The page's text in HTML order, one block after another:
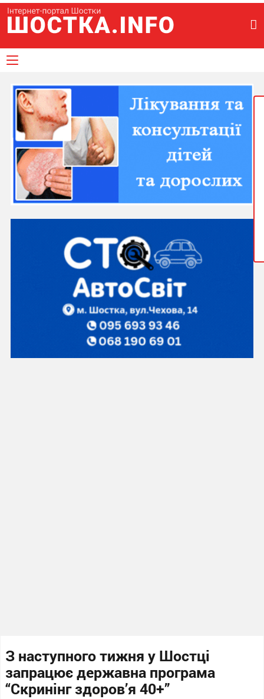
З наступного тижня у Шостці
запрацює державна програма
“Скринінг здоров’я 40+”